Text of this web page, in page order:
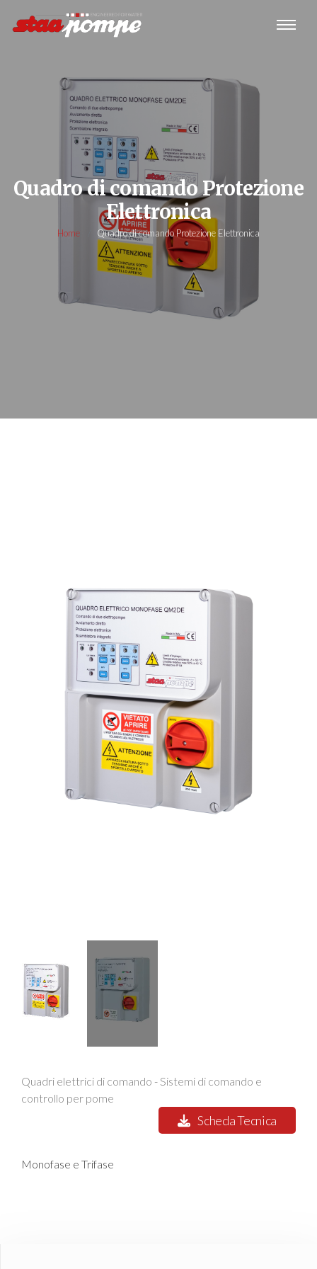
Quadro di comando Protezione
Elettronica
Home Quadro di comando Protezione Elettronica
Quadri elettrici di comando - Sistemi di comando e
controllo per pome
Scheda Tecnica
Monofase e Trifase